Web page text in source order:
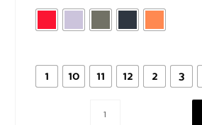
1 10 11 12 2 3